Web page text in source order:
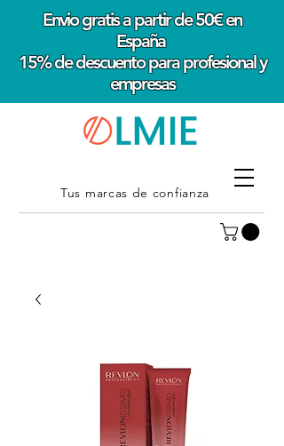
Envio gratis a partir de 50€ en
España
15% de descuento para profesional y
empresas
Tus marcas de confianza